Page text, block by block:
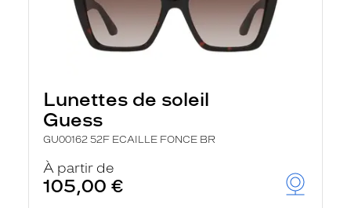
Lunettes de soleil
Guess
GU00162 52F ECAILLE FONCE BR
À partir de
105,00 €